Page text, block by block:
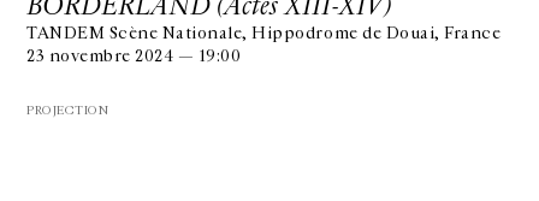
TANDEM Scène Nationale, Hippodrome de Douai, France
23 novembre 2024 — 19:00
PROJECTION